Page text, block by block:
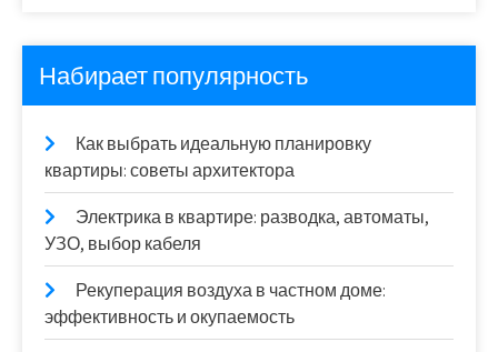
Набирает популярность
Как выбрать идеальную планировку
квартиры: советы архитектора
Электрика в квартире: разводка, автоматы,
УЗО, выбор кабеля
Рекуперация воздуха в частном доме:
эффективность и окупаемость